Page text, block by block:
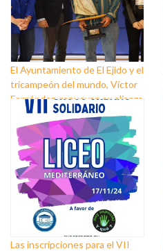
El Ayuntamiento de El Ejido y el
tricampeón del mundo, Víctor
Fernández, renuevan su alianza
para seguir promocionando las
bondades del municipio por el
mundo
Las inscripciones para el VII